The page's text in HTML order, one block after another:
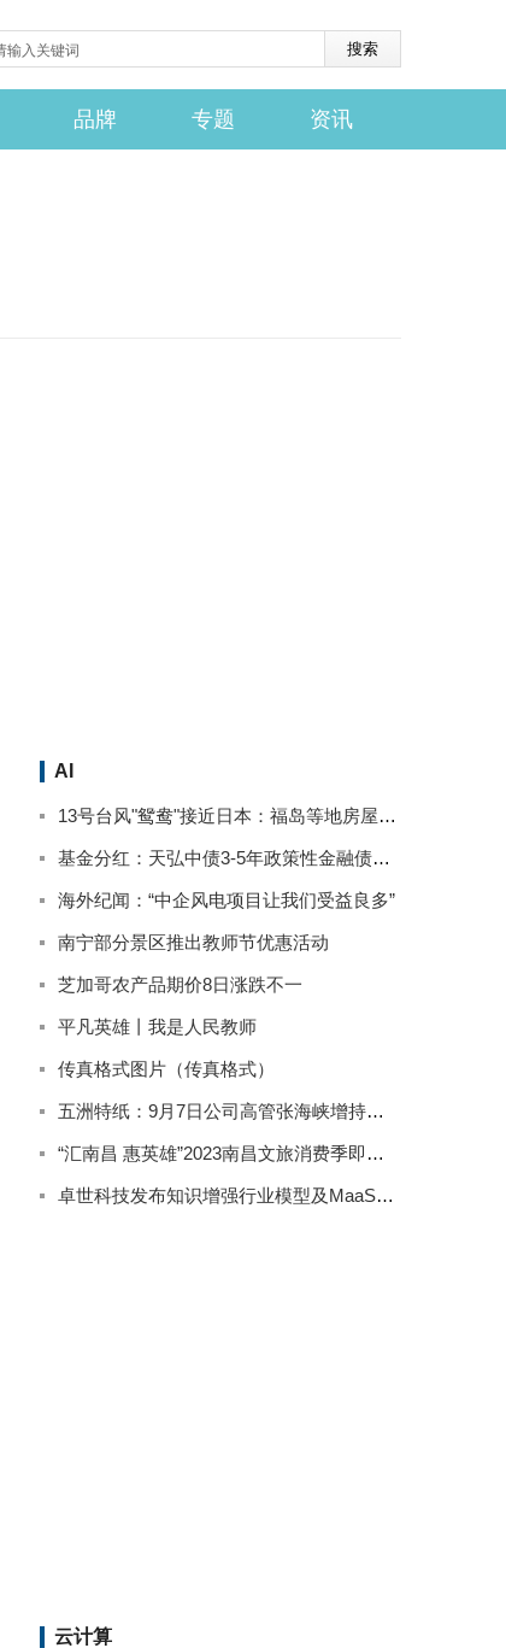
品牌 专题 资讯
AI
13号台风"鸳鸯"接近日本：福岛等地房屋被淹停电 已致2人死亡
基金分红：天弘中债3-5年政策性金融债基金9月13日分红
海外纪闻：“中企风电项目让我们受益良多”
南宁部分景区推出教师节优惠活动
芝加哥农产品期价8日涨跌不一
平凡英雄丨我是人民教师
传真格式图片（传真格式）
五洲特纸：9月7日公司高管张海峡增持公司股份合计2000股
“汇南昌 惠英雄”2023南昌文旅消费季即将精彩来袭
卓世科技发布知识增强行业模型及MaaS产品系列
云计算